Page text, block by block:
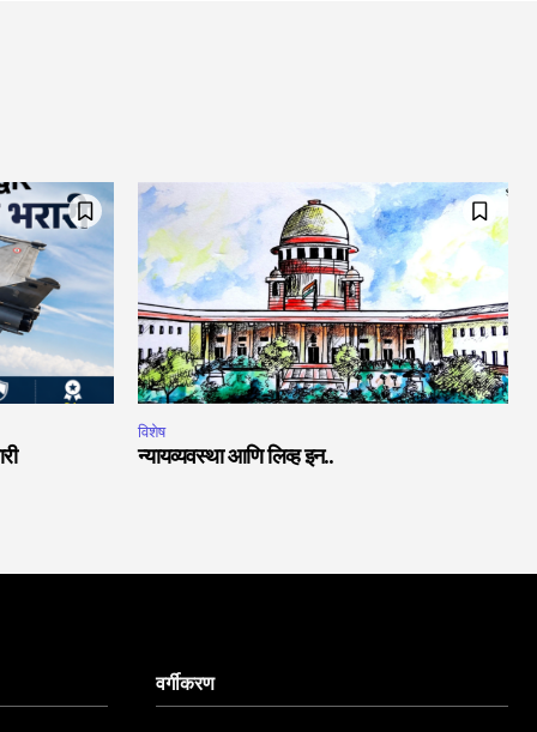
विशेष
न्यायव्यवस्था आणि लिव्ह इन..
वर्गीकरण